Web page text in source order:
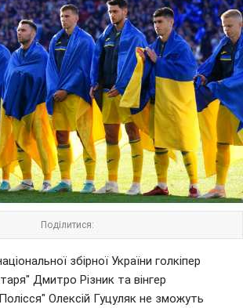
Поділитися:
збірної України голкіпер
Дмитро Різник та вінгер
Олексій Гуцуляк не зможуть